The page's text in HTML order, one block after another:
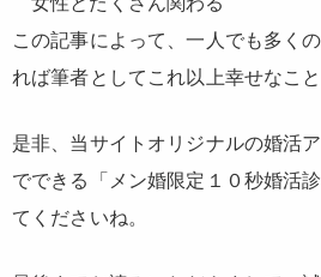
この記事によって、一人でも多く
れば筆者としてこれ以上幸せなこ
是非、当サイトオリジナルの婚活
でできる「メン婚限定１０秒婚活
てくださいね。